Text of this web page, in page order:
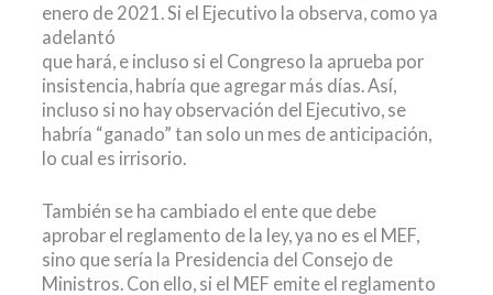
enero de 2021. Si el Ejecutivo la observa, como ya
adelantó
que hará, e incluso si el Congreso la aprueba por
insistencia, habría que agregar más días. Así,
incluso si no hay observación del Ejecutivo, se
habría “ganado” tan solo un mes de anticipación,
lo cual es irrisorio.
También se ha cambiado el ente que debe
aprobar el reglamento de la ley, ya no es el MEF,
sino que sería la Presidencia del Consejo de
Ministros. Con ello, si el MEF emite el reglamento